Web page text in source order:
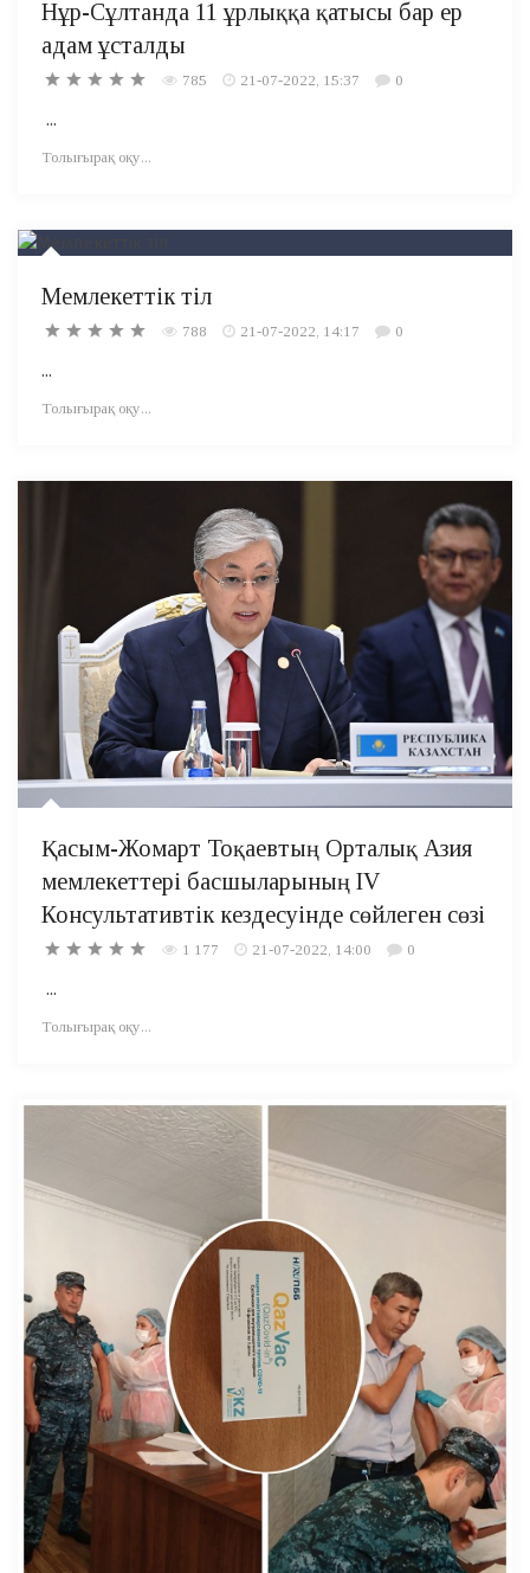
Нұр-Сұлтанда 11 ұрлыққа қатысы бар ер
адам ұсталды
785 21-07-2022, 15:37 0
...
Толығырақ оқу...
Мемлекеттік тіл
788 21-07-2022, 14:17 0
...
Толығырақ оқу...
Қасым-Жомарт Тоқаевтың Орталық Азия
мемлекеттері басшыларының IV
Консультативтік кездесуінде сөйлеген сөзі
1 177 21-07-2022, 14:00 0
...
Толығырақ оқу...